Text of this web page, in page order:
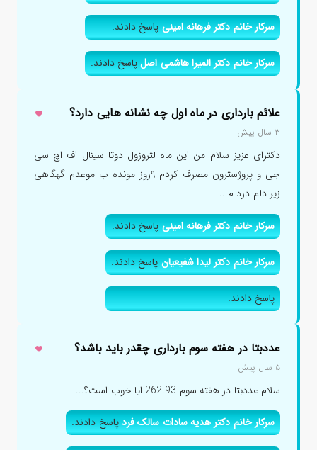
سرکار خانم دکتر فرهانه امینیپاسخ دادند.
سرکار خانم دکتر المیرا هاشمی اصلپاسخ دادند.
علائم بارداری در ماه اول چه نشانه هایی دارد؟
۳ سال پیش
دکترای عزیز سلام من این ماه لتروزول دوتا سینال اف اچ سی
جی و پروژسترون مصرف کردم ۹روز مونده ب موعدم گهگاهی
زیر دلم درد م...
سرکار خانم دکتر فرهانه امینیپاسخ دادند.
سرکار خانم دکتر لیدا شفیعیانپاسخ دادند.
پاسخ دادند.
عددبتا در هفته سوم بارداری چقدر باید باشد؟
۵ سال پیش
سلام عددبتا در هفته سوم 262.93 ایا خوب است؟...
سرکار خانم دکتر هدیه سادات سالک فردپاسخ دادند.